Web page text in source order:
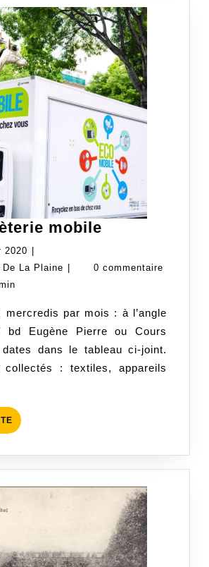
mobile
mobile
2020 22
janvier
|
La Plaine Riverains
Plaine
|
0 commentaire
bd Eugène Pierre ou Cours
dans le tableau ci-joint.
collectés : textiles, appareils
LIRE
LA